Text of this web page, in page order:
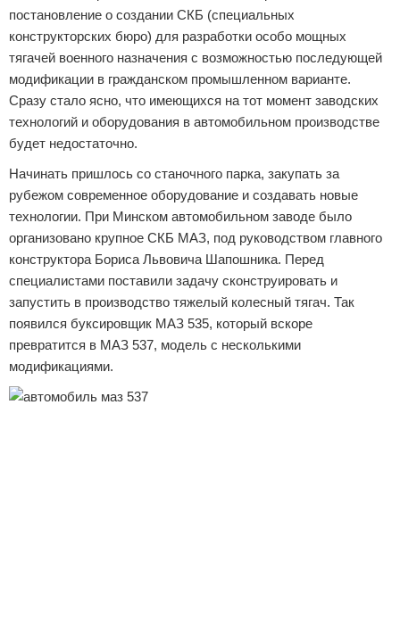
постановление о создании СКБ (специальных
конструкторских бюро) для разработки особо мощных
тягачей военного назначения с возможностью последующей
модификации в гражданском промышленном варианте.
Сразу стало ясно, что имеющихся на тот момент заводских
технологий и оборудования в автомобильном производстве
будет недостаточно.
Начинать пришлось со станочного парка, закупать за
рубежом современное оборудование и создавать новые
технологии. При Минском автомобильном заводе было
организовано крупное СКБ МАЗ, под руководством главного
конструктора Бориса Львовича Шапошника. Перед
специалистами поставили задачу сконструировать и
запустить в производство тяжелый колесный тягач. Так
появился буксировщик МАЗ 535, который вскоре
превратится в МАЗ 537, модель с несколькими
модификациями.